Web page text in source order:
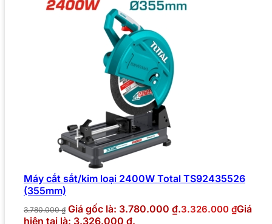
Máy cắt sắt/kim loại 2400W Total TS92435526
(355mm)
3.780.000₫ Giá gốc là: 3.780.000 ₫.3.326.000 ₫Giá
hiện tại là: 3.326.000 ₫.